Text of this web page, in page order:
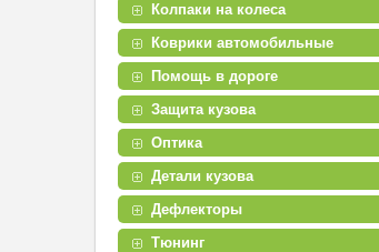
Колпаки на колеса
Коврики автомобильные
Помощь в дороге
Защита кузова
Оптика
Детали кузова
Дефлекторы
Тюнинг